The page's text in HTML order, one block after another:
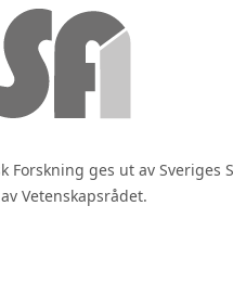
Forskning ges ut av Sveriges
Vetenskapsrådet.